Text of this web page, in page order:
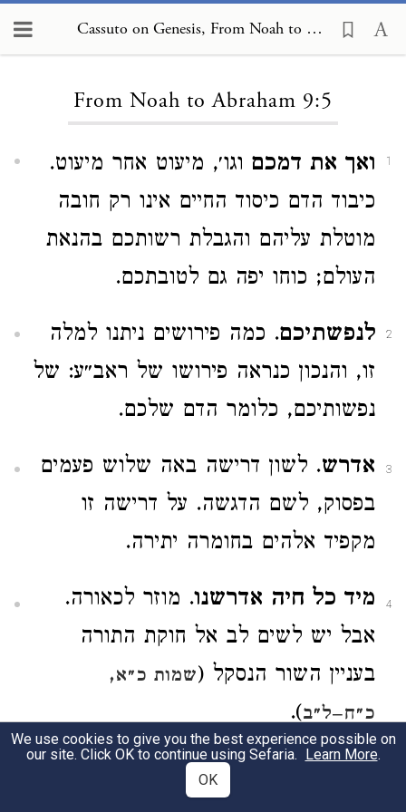
Cassuto on Genesis, From Noah to Abraham 9:5
From Noah to Abraham 9:5
1 ואך את דמכם וגו׳, מיעוט אחר מיעוט.
כיבוד הדם כיסוד החיים אינו רק חובה
מוטלת עליהם והגבלת רשותכם בהנאת
העולם; כוחו יפה גם לטובתכם.
2 לנפשתיכם. כמה פירושים ניתנו למלה
זו, והנכון כנראה פירושו של ראב״ע: של
נפשותיכם, כלומר הדם שלכם.
3 אדרש. לשון דרישה באה שלוש פעמים
בפסוק, לשם הדגשה. על דרישה זו
מקפיד אלהים בחומרה יתירה.
4 מיד כל חיה אדרשנו. מוזר לכאורה.
אבל יש לשים לב אל חוקת התורה
בעניין השור הנסקל (שמות כ״א,
כ״ח–ל״ב).
ומיד האדם מיד איש אחיו
We use cookies to give you the best experience possible on
our site. Click OK to continue using Sefaria. Learn More.
OK